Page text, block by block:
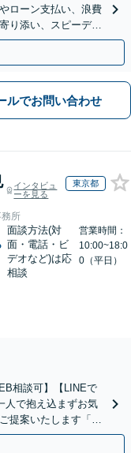
ローン支払い、浪費
り添い、スピーディ
間面談可】
ルでお問い合わせ
インタビュ
ーを見る
東京都
所
面談方法(対
面・電話・ビ
デオなど)は応
相談
営業時間：
10:00~18:0
0（平日）
相談可】【LINEで
人で抱え込まずお気
提案いたします「法